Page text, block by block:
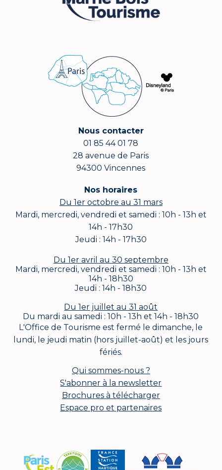
Nous contacter
01 85 44 01 78
28 avenue de Paris
94300 Vincennes
Nos horaires
Du 1er octobre au 31 mars
Mardi, mercredi, vendredi et samedi : 10h - 13h et
14h - 17h30
Jeudi : 14h - 17h30
Du 1er avril au 30 septembre
Mardi, mercredi, vendredi et samedi : 10h - 13h et
14h - 18h30
Jeudi : 14h - 18h30
Du 1er juillet au 31 août
Du mardi au samedi : 10h - 13h et 14h - 18h30
L'Office de Tourisme est fermé le dimanche, le
lundi, le jeudi matin (hors juillet-août) et les jours
fériés.
Qui sommes-nous ?
S'abonner à la newsletter
Brochures à télécharger
Espace pro et partenaires